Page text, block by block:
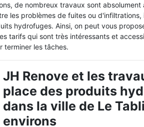
de nombreux travaux sont absolument
les problèmes de fuites ou d'infiltrations,
hydrofuges. Ainsi, on peut vous
tarifs qui sont très intéressants et
terminer les tâches.
JH Renove et les
place des produits
dans la ville de Le
environs